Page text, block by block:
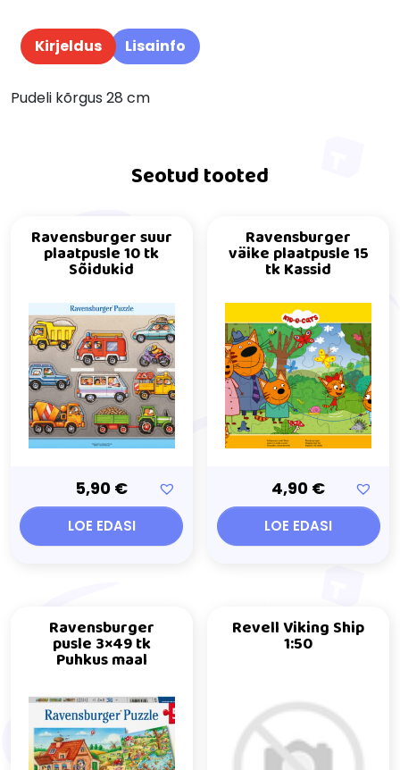
Kirjeldus Lisainfo
Pudeli kõrgus 28 cm
Seotud tooted
Ravensburger suur
plaatpusle 10 tk
Sõidukid
5,90 €
LOE EDASI
Ravensburger
väike plaatpusle 15
tk Kassid
4,90 €
LOE EDASI
Ravensburger
pusle 3×49 tk
Puhkus maal
Revell Viking Ship
1:50